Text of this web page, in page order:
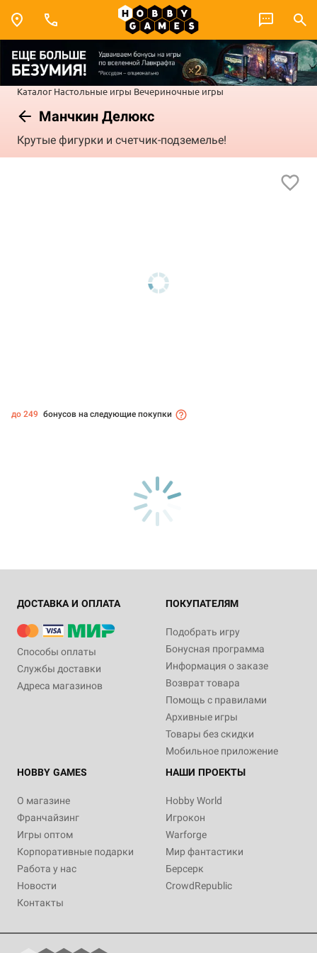
Каталог Настольные игры Вечериночные игры
Манчкин Делюкс
Крутые фигурки и счетчик-подземелье!
до 249 бонусов на следующие покупки
ДОСТАВКА И ОПЛАТА
Способы оплаты
Службы доставки
Адреса магазинов
ПОКУПАТЕЛЯМ
Подобрать игру
Бонусная программа
Информация о заказе
Возврат товара
Помощь с правилами
Архивные игры
Товары без скидки
Мобильное приложение
HOBBY GAMES
О магазине
Франчайзинг
Игры оптом
Корпоративные подарки
Работа у нас
Новости
Контакты
НАШИ ПРОЕКТЫ
Hobby World
Игрокон
Warforge
Мир фантастики
Берсерк
CrowdRepublic